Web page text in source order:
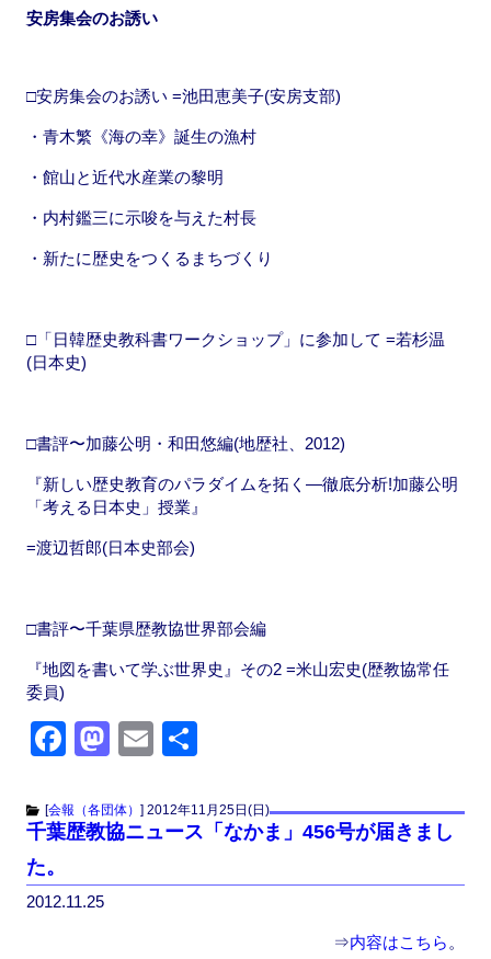
k
安房集会のお誘い
□安房集会のお誘い =池田恵美子(安房支部)
・青木繁《海の幸》誕生の漁村
・館山と近代水産業の黎明
・内村鑑三に示唆を与えた村長
・新たに歴史をつくるまちづくり
□「日韓歴史教科書ワークショップ」に参加して =若杉温
(日本史)
□書評〜加藤公明・和田悠編(地歴社、2012)
『新しい歴史教育のパラダイムを拓く—徹底分析!加藤公明
「考える日本史」授業』
=渡辺哲郎(日本史部会)
□書評〜千葉県歴教協世界部会編
『地図を書いて学ぶ世界史』その2 =米山宏史(歴教協常任
委員)
F
c
e
b
o
M
st
o
d
E
ail
[会報（各団体） ] 2012年11月25日(日)
千葉歴教協ニュース「なかま」456号が届きまし
た。
2012.11.25
⇒内容はこちら 。